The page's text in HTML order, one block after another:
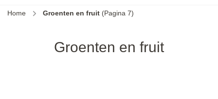
Home Groenten en fruit (Pagina 7)
Groenten en fruit